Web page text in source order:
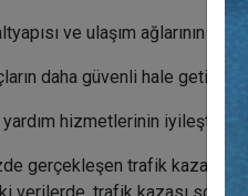
ve ulaşım ağlarının
daha güvenli hale
hizmetlerinin
gerçekleşen trafik
verilerde, trafik kazası sonucu